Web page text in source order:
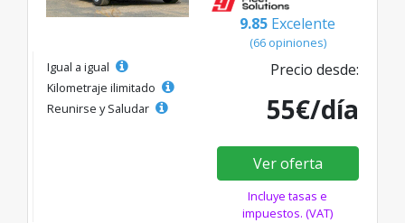
9.85 Excelente
(66 opiniones)
Igual a igual
Kilometraje ilimitado
Reunirse y Saludar
Precio desde:
55€/día
Ver oferta
Incluye tasas e
impuestos. (VAT)